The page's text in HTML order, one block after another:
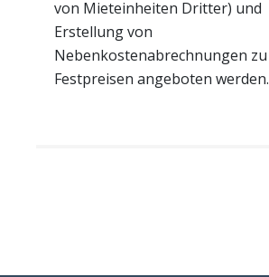
von Mieteinheiten Dritter) und
Erstellung von
Nebenkostenabrechnungen zu
Festpreisen angeboten werden.